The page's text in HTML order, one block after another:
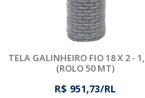
TELA GALINHEIRO FIO 18 X 2 -
(ROLO 50 MT)
R$ 951,73/RL